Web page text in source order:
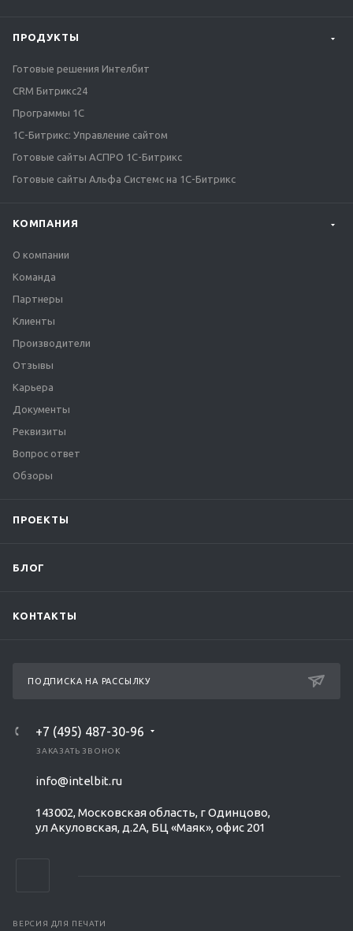
ПРОДУКТЫ
Готовые решения Интелбит
CRM Битрикс24
Программы 1С
1C-Битрикс: Управление сайтом
Готовые сайты АСПРО 1С-Битрикс
Готовые сайты Альфа Системс на 1С-Битрикс
КОМПАНИЯ
О компании
Команда
Партнеры
Клиенты
Производители
Отзывы
Карьера
Документы
Реквизиты
Вопрос ответ
Обзоры
ПРОЕКТЫ
БЛОГ
КОНТАКТЫ
ПОДПИСКА НА РАССЫЛКУ
+7 (495) 487-30-96
ЗАКАЗАТЬ ЗВОНОК
info@intelbit.ru
143002, Московская область, г Одинцово,
ул Акуловская, д.2А, БЦ «Маяк», офис 201
ВЕРСИЯ ДЛЯ ПЕЧАТИ